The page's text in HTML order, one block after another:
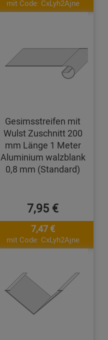
mit Code: CxLyh2Ajne
Gesimsstreifen mit
Wulst Zuschnitt 200
mm Länge 1 Meter
Aluminium walzblank
0,8 mm (Standard)
7,95 €
7,47 €
mit Code: CxLyh2Ajne